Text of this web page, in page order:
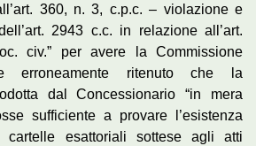
360, n. 3, c.p.c. – violazione e
2943 c.c. in relazione all’art.
civ.” per avere la Commissione
erroneamente ritenuto che la
dal Concessionario “in mera
sufficiente a provare l’esistenza
esattoriali sottese agli atti